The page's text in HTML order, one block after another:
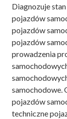
Diagnozuje
pojazdów
pojazdów
pojazdów
prowadzenia
samochodowe.
pojazdów
techniczne